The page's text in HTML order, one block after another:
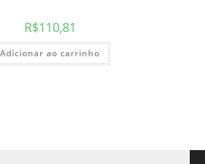
R$110,81
Adicionar ao carrinho